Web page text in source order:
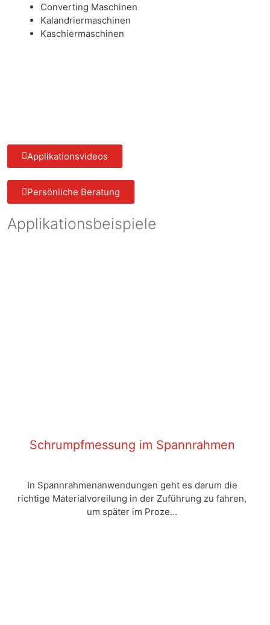
Converting Maschinen
Kalandriermaschinen
Kaschiermaschinen
Applikationsvideos
Persönliche Beratung
Applikationsbeispiele
Schrumpfmessung im Spannrahmen
In Spannrahmenanwendungen geht es darum die
richtige Materialvoreilung in der Zuführung zu fahren,
um später im Proze...